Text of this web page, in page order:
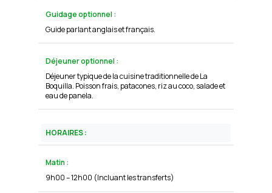
Guidage optionnel :
Guide parlant anglais et français.
Déjeuner optionnel :
Déjeuner typique de la cuisine traditionnelle de La
Boquilla. Poisson frais, patacones, riz au coco, salade et
eau de panela.
HORAIRES :
Matin :
9h00 – 12h00 (Incluant les transferts)